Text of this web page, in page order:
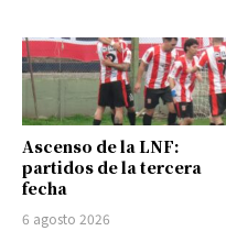
Ascenso de la LNF:
partidos de la tercera
fecha
6 agosto 2026